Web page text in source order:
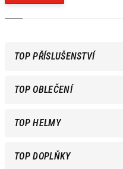
TOP PŘÍSLUŠENSTVÍ
TOP OBLEČENÍ
TOP HELMY
TOP DOPLŇKY